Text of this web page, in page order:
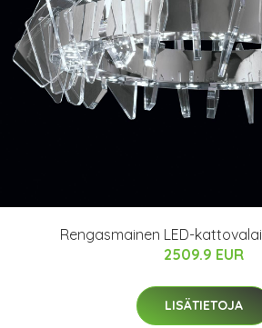
Rengasmainen LED-
2509.9 EUR
LISÄTIETOJA